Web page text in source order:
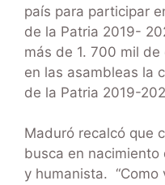
país para participar
de la Patria 2019-
más de 1. 700 mil
en las asambleas la
de la Patria 2019-
Maduró recalcó que
busca en
y humanista. “Como